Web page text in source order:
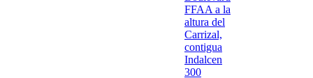
FFAA a la
altura del
Carrizal,
contigua
Indalcen
300